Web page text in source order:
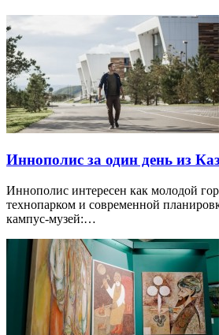
Иннополис за один день из
Иннополис интересен как молодой
технопарком и современной
кампус-музей:…